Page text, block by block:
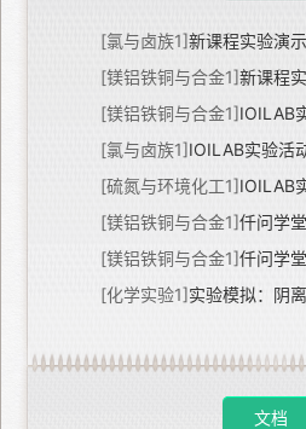
[氯与卤族1]新课程实验演
[镁铝铁铜与合金1]新课程实
[镁铝铁铜与合金1]IOILAB实验
[氯与卤族1]IOILAB实验活动：检
[硫氮与环境化工1]IOILAB实验活
[镁铝铁铜与合金1]仟问学
[镁铝铁铜与合金1]仟问学
[化学实验1]实验模拟：阴
文档